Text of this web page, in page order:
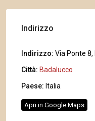
Indirizzo
Indirizzo: Via Ponte 8,
Città: Badalucco
Paese: Italia
Apri in Google Maps